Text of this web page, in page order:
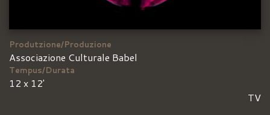
Produtzione/Produzione
Associazione Culturale Babel
Tempus/Durata
12 x 12'
TV